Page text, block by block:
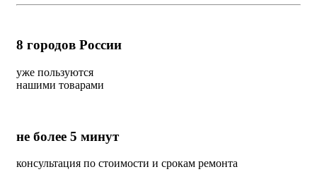
8 городов России
уже пользуются
нашими товарами
не более 5 минут
консультация по стоимости и срокам ремонта